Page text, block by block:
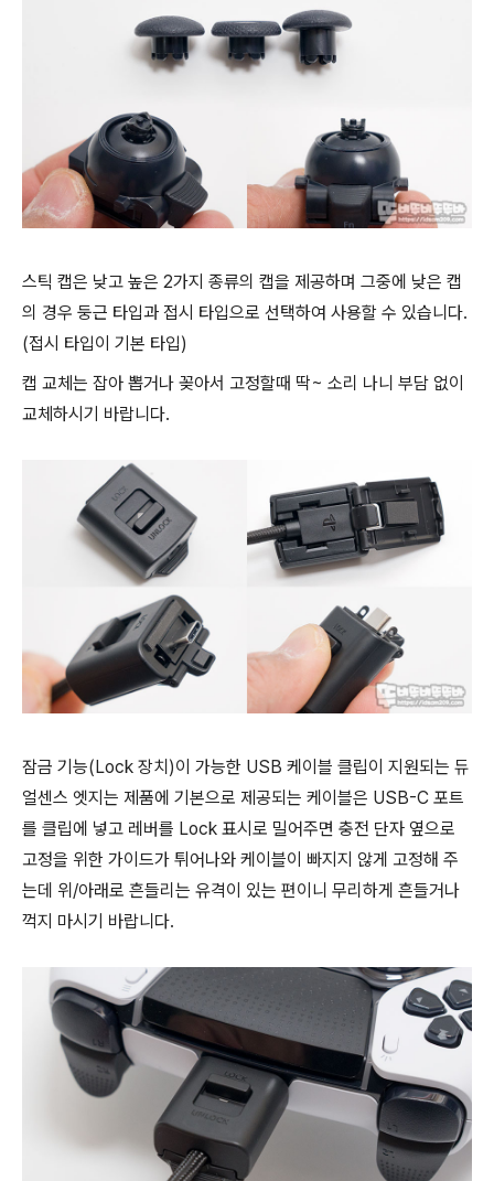
스틱 캡은 낮고 높은 2가지 종류의 캡을 제공하며 그중에 낮은 캡
의 경우 둥근 타입과 접시 타입으로 선택하여 사용할 수 있습니다.
(접시 타입이 기본 타입)
캡 교체는 잡아 뽑거나 꽂아서 고정할때 딱~ 소리 나니 부담 없이
교체하시기 바랍니다.
잠금 기능(Lock 장치)이 가능한 USB 케이블 클립이 지원되는 듀
얼센스 엣지는 제품에 기본으로 제공되는 케이블은 USB-C 포트
를 클립에 넣고 레버를 Lock 표시로 밀어주면 충전 단자 옆으로
고정을 위한 가이드가 튀어나와 케이블이 빠지지 않게 고정해 주
는데 위/아래로 흔들리는 유격이 있는 편이니 무리하게 흔들거나
꺽지 마시기 바랍니다.